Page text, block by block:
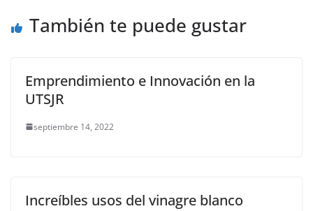
o
k
e A
p
i
k
r
m
También te puede gustar
Emprendimiento e Innovación en la
UTSJR
septiembre 14, 2022
Increíbles usos del vinagre blanco